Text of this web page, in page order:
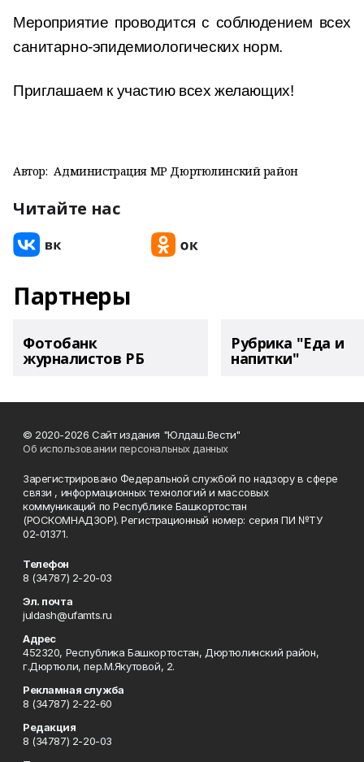
Мероприятие проводится с соблюдением всех
санитарно-эпидемиологических норм.
Приглашаем к участию всех желающих!
Автор: Администрация МР Дюртюлинский район
Читайте нас
Партнеры
Фотобанк
журналистов РБ
Рубрика "Еда и
напитки"
© 2020-2026 Сайт издания "Юлдаш.Вести"
Об использовании персональных данных
Зарегистрировано Федеральной службой по надзору в сфере
связи , информационных технологий и массовых
коммуникаций по Республике Башкортостан
(РОСКОМНАДЗОР). Регистрационный номер: серия ПИ №ТУ
02-01371.
Телефон
8 (34787) 2-20-03
Эл. почта
juldash@ufamts.ru
Адрес
452320, Республика Башкортостан, Дюртюлинский район,
г.Дюртюли, пер.М.Якутовой, 2.
Рекламная служба
8 (34787) 2-22-60
Редакция
8 (34787) 2-20-03